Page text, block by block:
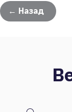
← Назад